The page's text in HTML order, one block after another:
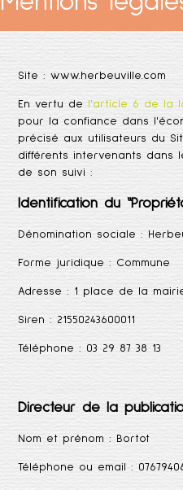
Site :www.herbeuville.com
En vertu de l'article 6 de la
pour la confiance dans
précisé aux utilisateurs du
différents intervenants
de son suivi :
Identification du
Dénomination sociale :
Forme juridique : Commune
Adresse : 1 place de la
Siren : 21550243600011
Téléphone : 03 29 87 38 13
Directeur de la
Nom et prénom : Bortot
Téléphone ou email :